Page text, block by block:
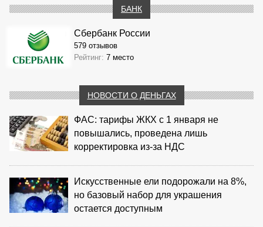
БАНК
Сбербанк России
579 отзывов
Рейтинг: 7 место
НОВОСТИ О ДЕНЬГАХ
ФАС: тарифы ЖКХ с 1 января не
повышались, проведена лишь
корректировка из‑за НДС
Искусственные ели подорожали на 8%,
но базовый набор для украшения
остается доступным